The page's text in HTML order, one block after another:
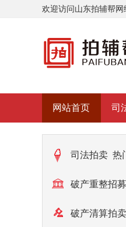
欢迎访问山东拍辅帮网
网站首页 司
司法拍卖 热
破产重整招募
热门
破产清算拍卖